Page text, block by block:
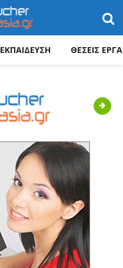
ΕΚΠΑΙΔΕΥΣΗ ΘΕΣΕΙΣ
Next